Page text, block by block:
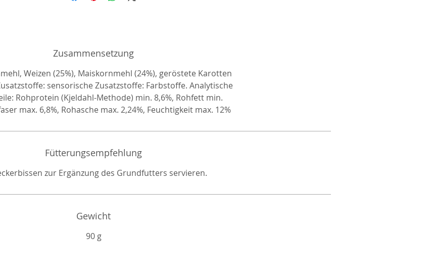
Zusammensetzung
Weizen (25%), Maiskornmehl (24%), geröstete Karotten
sensorische Zusatzstoffe: Farbstoffe. Analytische
Rohprotein (Kjeldahl-Methode) min. 8,6%, Rohfett min.
max. 6,8%, Rohasche max. 2,24%, Feuchtigkeit max. 12%
Fütterungsempfehlung
zur Ergänzung des Grundfutters servieren.
Gewicht
90 g